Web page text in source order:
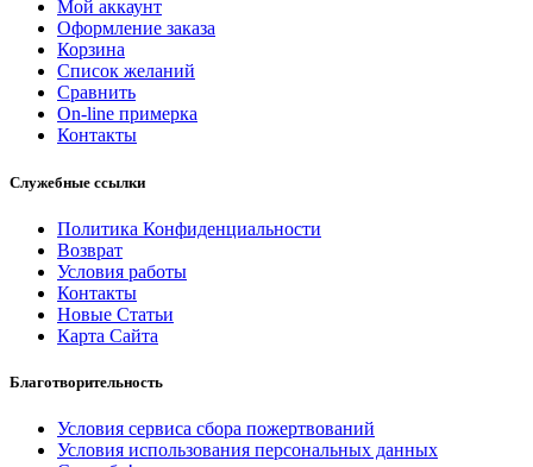
Мой аккаунт
Оформление заказа
Корзина
Список желаний
Сравнить
On-line примерка
Контакты
Служебные ссылки
Политика Конфиденциальности
Возврат
Условия работы
Контакты
Новые Статьи
Карта Сайта
Благотворительность
Условия сервиса сбора пожертвований
Условия использования персональных данных